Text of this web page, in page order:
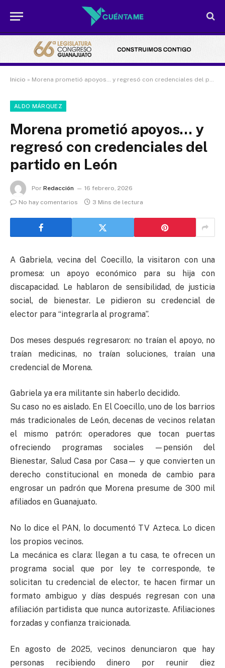
Inicio » Morena prometió apoyos… y regresó con credenciales del partido en León
ALDO MÁRQUEZ
Morena prometió apoyos… y
regresó con credenciales del
partido en León
Por Redacción
16 febrero, 2026
No hay comentarios
3 Mins de lectura
A Gabriela, vecina del Coecillo, la visitaron con una
promesa: un apoyo económico para su hija con
discapacidad. Le hablaron de sensibilidad, de justicia
social, de bienestar. Le pidieron su credencial de
elector para “integrarla al programa”.
Dos meses después regresaron: no traían el apoyo, no
traían medicinas, no traían soluciones, traían una
credencial de Morena.
Gabriela ya era militante sin haberlo decidido.
Su caso no es aislado. En El Coecillo, uno de los barrios
más tradicionales de León, decenas de vecinos relatan
el mismo patrón: operadores que tocan puertas
ofreciendo programas sociales —pensión del
Bienestar, Salud Casa por Casa— y que convierten un
derecho constitucional en moneda de cambio para
engrosar un padrón que Morena presume de 300 mil
afiliados en Guanajuato.
No lo dice el PAN, lo documentó TV Azteca. Lo dicen
los propios vecinos.
La mecánica es clara: llegan a tu casa, te ofrecen un
programa social que por ley te corresponde, te
solicitan tu credencial de elector, te hacen firmar un
formato ambiguo y días después regresan con una
afiliación partidista que nunca autorizaste. Afiliaciones
forzadas y confianza traicionada.
En agosto de 2025, vecinos denunciaron que hay
personas recibiendo dinero por reunir diez